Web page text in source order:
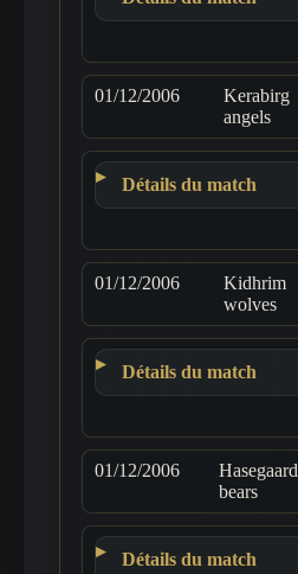
01/12/2006
Kerabirg
angels
Détails du match
01/12/2006
Kidhrim
wolves
Détails du match
01/12/2006
Hasegaard
bears
Détails du match